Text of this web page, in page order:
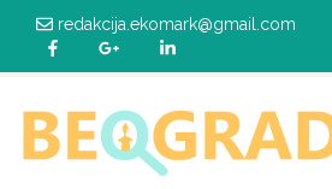
redakcija.ekomark@gmail.com